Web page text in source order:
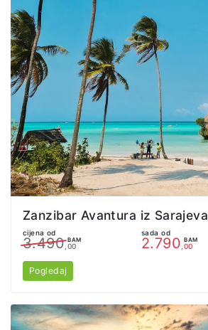
Zanzibar Avantura iz Sarajeva
cijena od
3.490 BAM
,00
sada od
2.790 BAM
,00
Pogledaj